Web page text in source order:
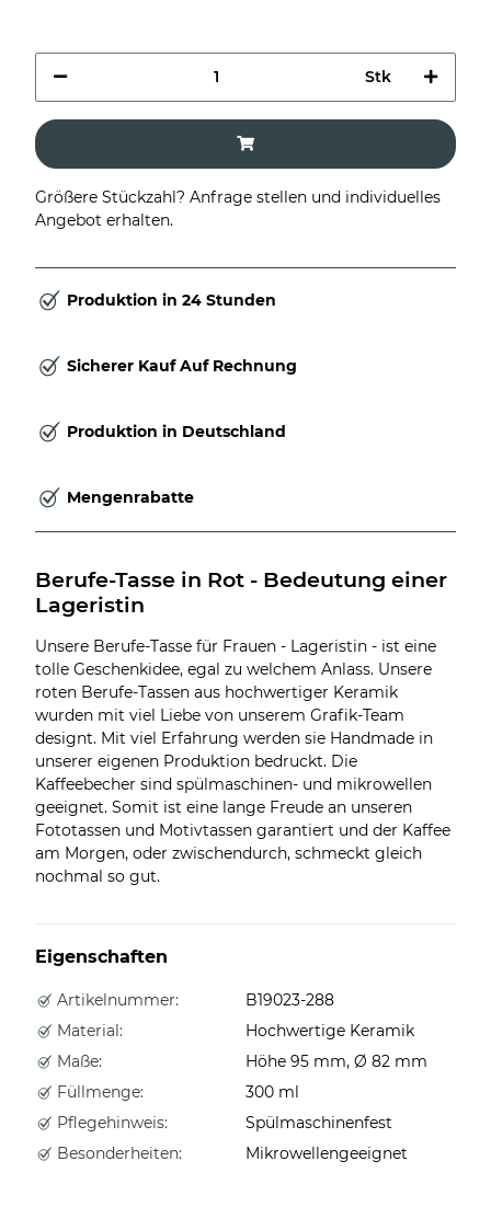
Stk
Größere Stückzahl? Anfrage stellen und individuelles
Angebot erhalten.
Produktion in 24 Stunden
Sicherer Kauf Auf Rechnung
Produktion in Deutschland
Mengenrabatte
Berufe-Tasse in Rot - Bedeutung einer
Lageristin
Unsere Berufe-Tasse für Frauen - Lageristin - ist eine
tolle Geschenkidee, egal zu welchem Anlass. Unsere
roten Berufe-Tassen aus hochwertiger Keramik
wurden mit viel Liebe von unserem Grafik-Team
designt. Mit viel Erfahrung werden sie Handmade in
unserer eigenen Produktion bedruckt. Die
Kaffeebecher sind spülmaschinen- und mikrowellen
geeignet. Somit ist eine lange Freude an unseren
Fototassen und Motivtassen garantiert und der Kaffee
am Morgen, oder zwischendurch, schmeckt gleich
nochmal so gut.
Eigenschaften
Artikelnummer:
B19023-288
Material:
Hochwertige Keramik
Maße:
Höhe 95 mm, Ø 82 mm
Füllmenge:
300 ml
Pflegehinweis:
Spülmaschinenfest
Besonderheiten:
Mikrowellengeeignet